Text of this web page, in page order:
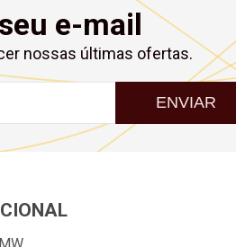
e-mail
nossas últimas ofertas.
ENVIAR